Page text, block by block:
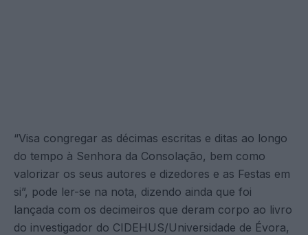
“Visa congregar as décimas escritas e ditas ao longo
do tempo à Senhora da Consolação, bem como
valorizar os seus autores e dizedores e as Festas em
si”, pode ler-se na nota, dizendo ainda que foi
lançada com os decimeiros que deram corpo ao livro
do investigador do CIDEHUS/Universidade de Évora,